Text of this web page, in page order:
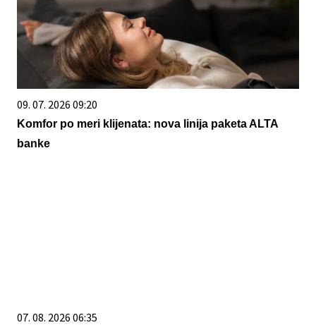
09. 07. 2026 09:20
Komfor po meri klijenata: nova linija paketa ALTA
banke
07. 08. 2026 06:35